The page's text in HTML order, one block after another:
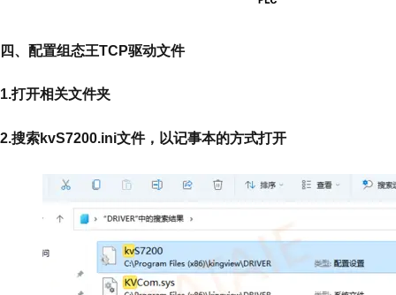
四、配置组态王TCP驱动文件
1.打开相关文件夹
2.搜索kvS7200.ini文件，以记事本的方式打开